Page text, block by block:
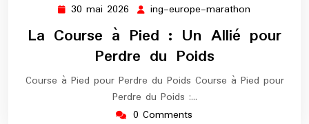
30 mai 2026 30
mai
2026
ing-europe-marathon
marathon
La Course à Pied : Un Allié pour
Perdre du Poids
Course à Pied pour Perdre du Poids Course à Pied pour
Perdre du Poids :…
0 Comments